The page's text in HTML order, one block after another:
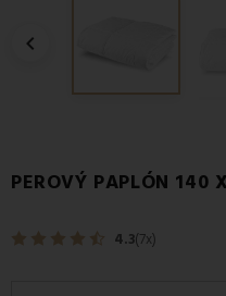

PEROVÝ PAPLÓN 140
4.3(7x)